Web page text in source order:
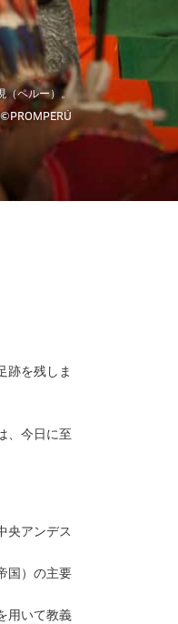
（ペルー）。
©PROMPERÚ
跡を残しま
、今日に至
央アンデス
国）の主要
用いて教義